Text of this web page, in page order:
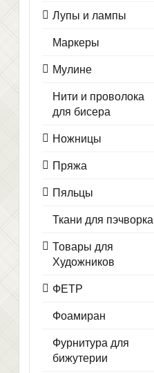
Лупы и лампы
Маркеры
Мулине
Нити и проволока
для бисера
Ножницы
Пряжа
Пяльцы
Ткани для пэчворка
Товары для
Художников
ФЕТР
Фоамиран
Фурнитура для
бижутерии